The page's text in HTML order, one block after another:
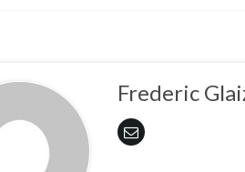
Frederic